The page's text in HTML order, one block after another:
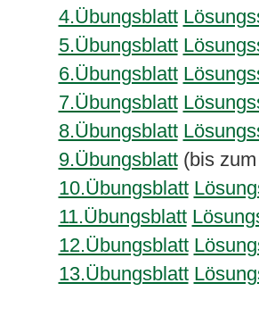
4.Übungsblatt
5.Übungsblatt
6.Übungsblatt
7.Übungsblatt
8.Übungsblatt
9.Übungsblatt(bis zum
10.Übungsblatt
11.Übungsblatt
12.Übungsblatt
13.Übungsblatt